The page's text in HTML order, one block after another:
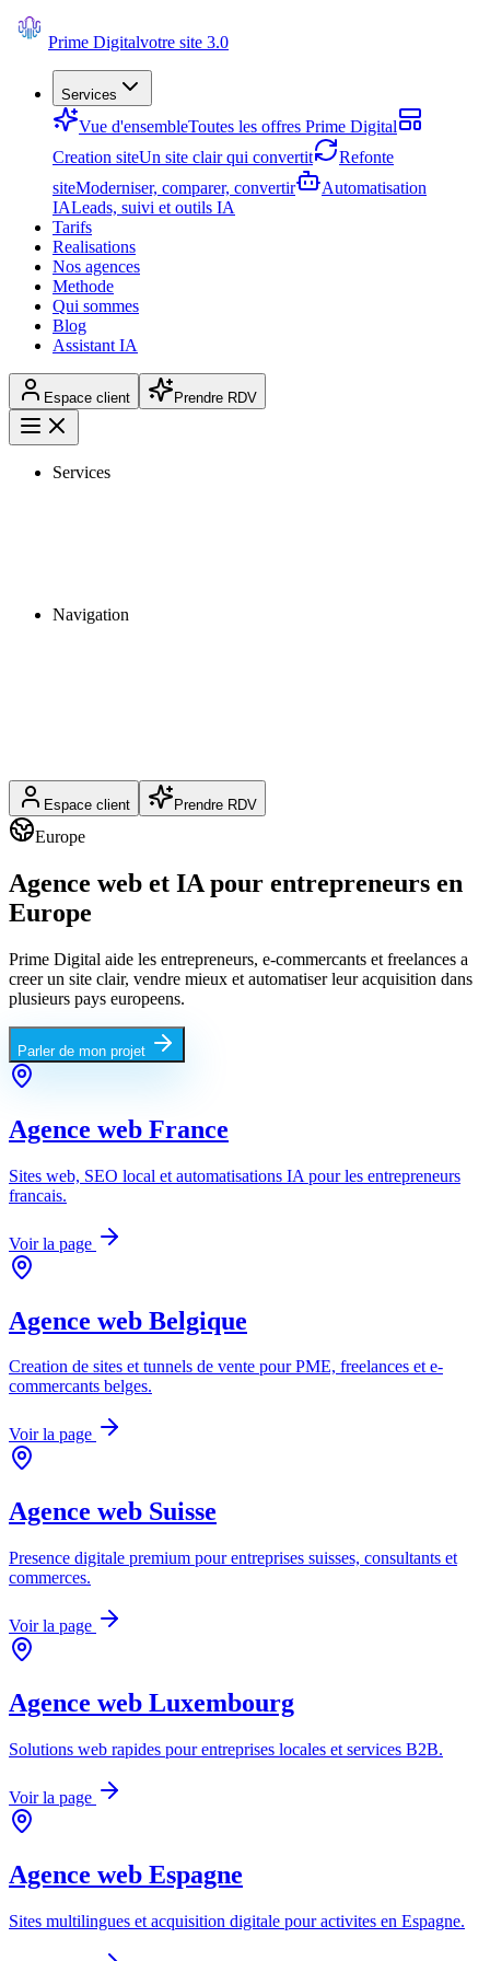
Prime Digitalvotre site 3.0
Services
Vue d'ensembleToutes les offres Prime Digital
Creation siteUn site clair qui convertit
Refonte
siteModerniser, comparer, convertir
Automatisation
IALeads, suivi et outils IA
Tarifs
Realisations
Nos agences
Methode
Qui sommes
Blog
Assistant IA
Espace client Prendre RDV
Services
Navigation
Espace client Prendre RDV
Europe
Agence web et IA pour entrepreneurs en
Europe
Prime Digital aide les entrepreneurs, e-commercants et freelances a
creer un site clair, vendre mieux et automatiser leur acquisition dans
plusieurs pays europeens.
Parler de mon projet
Agence web France
Sites web, SEO local et automatisations IA pour les entrepreneurs
francais.
Voir la page
Agence web Belgique
Creation de sites et tunnels de vente pour PME, freelances et e-
commercants belges.
Voir la page
Agence web Suisse
Presence digitale premium pour entreprises suisses, consultants et
commerces.
Voir la page
Agence web Luxembourg
Solutions web rapides pour entreprises locales et services B2B.
Voir la page
Agence web Espagne
Sites multilingues et acquisition digitale pour activites en Espagne.